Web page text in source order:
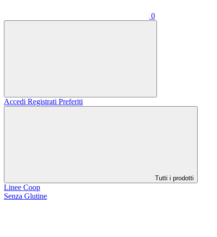
0
Accedi Registrati Preferiti
Tutti i prodotti
Linee Coop
Senza Glutine